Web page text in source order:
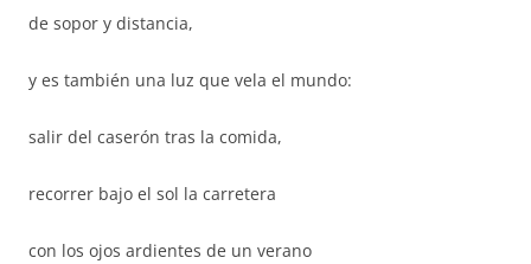
de sopor y distancia,
y es también una luz que vela el mundo:
salir del caserón tras la comida,
recorrer bajo el sol la carretera
con los ojos ardientes de un verano